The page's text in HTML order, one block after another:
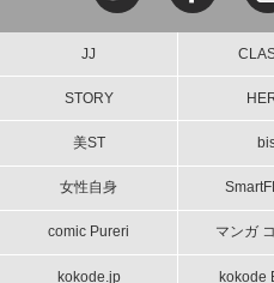
JJ
STORY
美ST
女性自身
comic Pureri マンガ
kokode.jp kokode